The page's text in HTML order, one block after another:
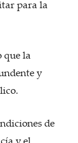
para la
que la
y
de